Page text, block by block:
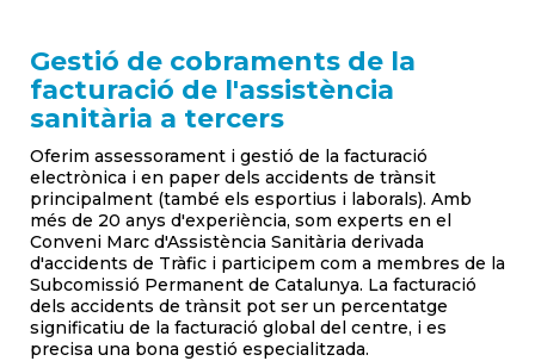
Gestió de cobraments de la
facturació de l'assistència
sanitària a tercers
Oferim assessorament i gestió de la facturació
electrònica i en paper dels accidents de trànsit
principalment (també els esportius i laborals). Amb
més de 20 anys d'experiència, som experts en el
Conveni Marc d'Assistència Sanitària derivada
d'accidents de Tràfic i participem com a membres de la
Subcomissió Permanent de Catalunya. La facturació
dels accidents de trànsit pot ser un percentatge
significatiu de la facturació global del centre, i es
precisa una bona gestió especialitzada.